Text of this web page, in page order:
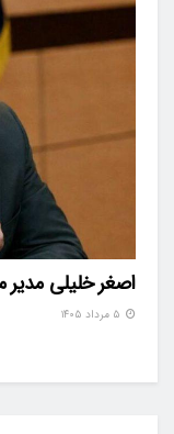
اصغر خلیلی مدیر